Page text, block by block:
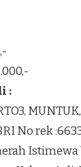
:
No rek